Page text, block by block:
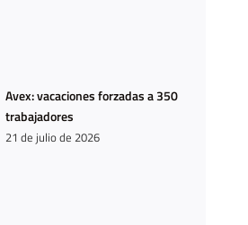
Avex: vacaciones forzadas a 350
trabajadores
21 de julio de 2026